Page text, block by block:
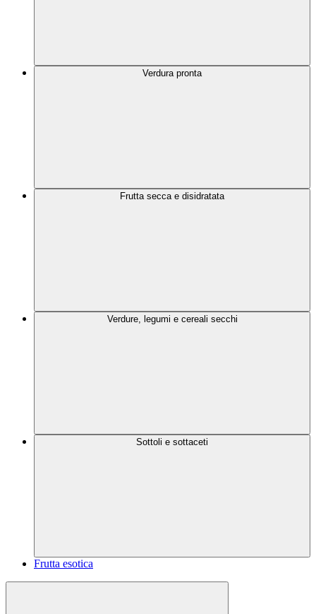
Verdura pronta
Frutta secca e disidratata
Verdure, legumi e cereali secchi
Sottoli e sottaceti
Frutta esotica